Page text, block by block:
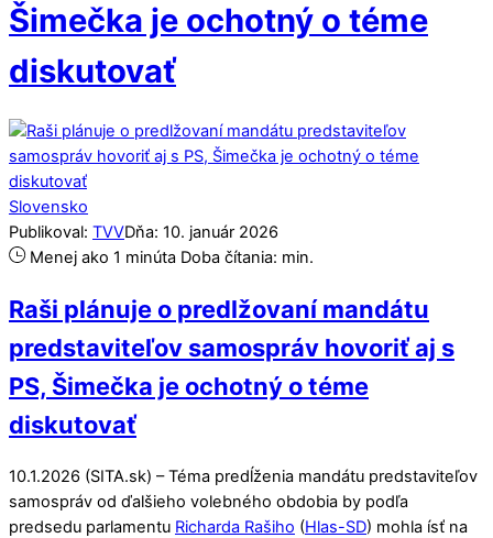
Šimečka je ochotný o téme
diskutovať
Slovensko
Publikoval: TVVDňa: 10. január 2026
Menej ako 1 minúta Doba čítania: min.
Raši plánuje o predlžovaní mandátu
predstaviteľov samospráv hovoriť aj s
PS, Šimečka je ochotný o téme
diskutovať
10.1.2026 (SITA.sk) – Téma predĺženia mandátu predstaviteľov
samospráv od ďalšieho volebného obdobia by podľa
predsedu parlamentu Richarda Rašiho (Hlas-SD) mohla ísť na